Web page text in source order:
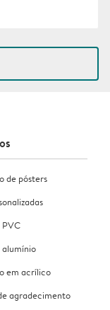
de pósters
PVC
alumínio
em acrílico
agradecimento